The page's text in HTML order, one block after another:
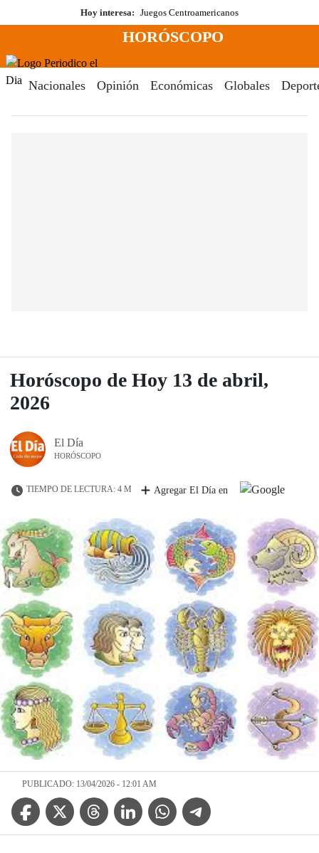
al
Hoy interesa: Juegos Centroamericanos
Menú
HORÓSCOPO
Nacionales Opinión Económicas Globales
Horóscopo de Hoy 13 de abril,
2026
El Día
HORÓSCOPO
TIEMPO DE LECTURA: 4 M Agregar El Día en
PUBLICADO: 13/04/2026 - 12:01 AM
Facebook IconTwitter IconThreads IconLinkedin IconWhatsApp IconTelegram Icon